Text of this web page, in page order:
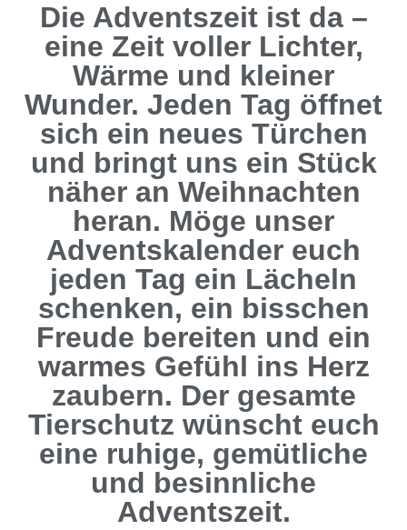
Die Adventszeit ist da –
eine Zeit voller Lichter,
Wärme und kleiner
Wunder. Jeden Tag öffnet
sich ein neues Türchen
und bringt uns ein Stück
näher an Weihnachten
heran. Möge unser
Adventskalender euch
jeden Tag ein Lächeln
schenken, ein bisschen
Freude bereiten und ein
warmes Gefühl ins Herz
zaubern. Der gesamte
Tierschutz wünscht euch
eine ruhige, gemütliche
und besinnliche
Adventszeit.